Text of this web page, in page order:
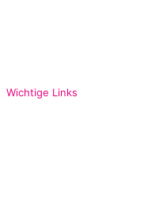
Wichtige Links